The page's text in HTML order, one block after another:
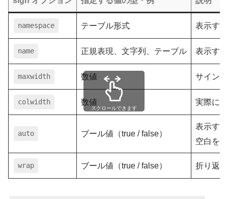
namespace テーブル形式 表示す
name 正規表現、文字列、テーブル 表示す
maxwidth 数値 サイン
colwidth 数値 実際に
auto ブール値（true / false）
表示す
空白を
wrap ブール値（true / false） 折り返
スクロールできます